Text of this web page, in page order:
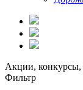
Акции, конкурсы,
Фильтр